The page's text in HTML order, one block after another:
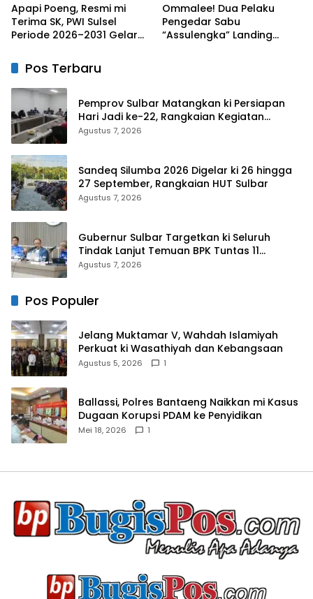
Apapi Poeng, Resmi mi
Terima SK, PWI Sulsel
Periode 2026–2031 Gelar
Ommalee! Dua Pelaku
Pengedar Sabu
“Assulengka” Landing
Pos Terbaru
Pemprov Sulbar Matangkan ki Persiapan
Hari Jadi ke-22, Rangkaian Kegiatan
Libatkan Masyarakat
Agustus 7, 2026
Sandeq Silumba 2026 Digelar ki 26 hingga
27 September, Rangkaian HUT Sulbar
Agustus 7, 2026
Gubernur Sulbar Targetkan ki Seluruh
Tindak Lanjut Temuan BPK Tuntas 11
Agustus 2026
Agustus 7, 2026
Pos Populer
Jelang Muktamar V, Wahdah Islamiyah
Perkuat ki Wasathiyah dan Kebangsaan
Agustus 5, 2026 1
Ballassi, Polres Bantaeng Naikkan mi Kasus
Dugaan Korupsi PDAM ke Penyidikan
Mei 18, 2026 1